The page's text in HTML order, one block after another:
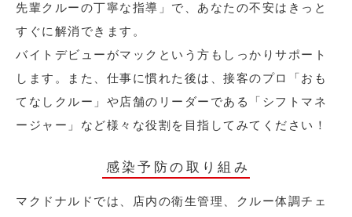
先輩クルーの丁寧な指導」で、あなたの不安はきっと
すぐに解消できます。
バイトデビューがマックという方もしっかりサポート
します。また、仕事に慣れた後は、接客のプロ「おも
てなしクルー」や店舗のリーダーである「シフトマネ
ージャー」など様々な役割を目指してみてください！
感染予防の取り組み
マクドナルドでは、店内の衛生管理、クルー体調チェ